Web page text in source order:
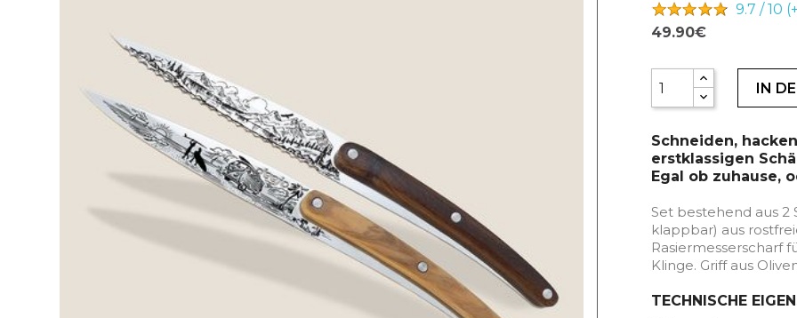
9.7 / 10
49.90€
IN
Schneiden,
erstklassigen
Egal ob zuhause,
Set bestehend aus 2
klappbar) aus
Rasiermesserscharf
Klinge. Griff aus
TECHNISCHE